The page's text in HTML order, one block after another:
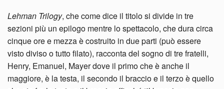
Lehman Trilogy, che come dice il titolo si divide in tre
sezioni più un epilogo mentre lo spettacolo, che dura circa
cinque ore e mezza è costruito in due parti (può essere
visto diviso o tutto filato), racconta del sogno di tre fratelli,
Henry, Emanuel, Mayer dove il primo che è anche il
maggiore, è la testa, il secondo il braccio e il terzo è quello